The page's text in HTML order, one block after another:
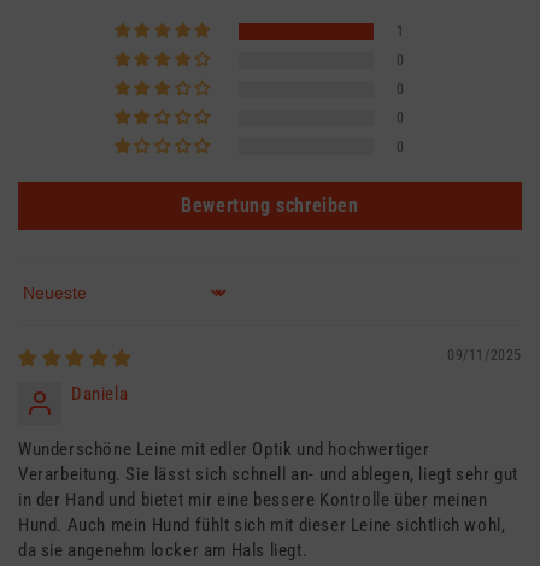
1
0
0
0
0
Bewertung schreiben
Sort by
09/11/2025
Daniela
Wunderschöne Leine mit edler Optik und hochwertiger
Verarbeitung. Sie lässt sich schnell an- und ablegen, liegt sehr gut
in der Hand und bietet mir eine bessere Kontrolle über meinen
Hund. Auch mein Hund fühlt sich mit dieser Leine sichtlich wohl,
da sie angenehm locker am Hals liegt.